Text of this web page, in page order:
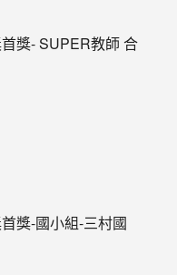
獎- SUPER教師 合
獎-國小組-三村國